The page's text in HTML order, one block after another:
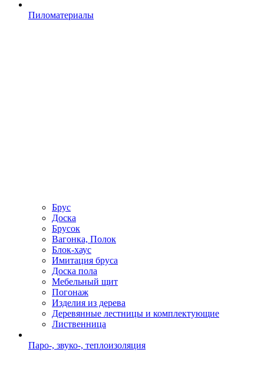
Пиломатериалы
Брус
Доска
Брусок
Вагонка, Полок
Блок-хаус
Имитация бруса
Доска пола
Мебельный щит
Погонаж
Изделия из дерева
Деревянные лестницы и комплектующие
Лиственница
Паро-, звуко-, теплоизоляция